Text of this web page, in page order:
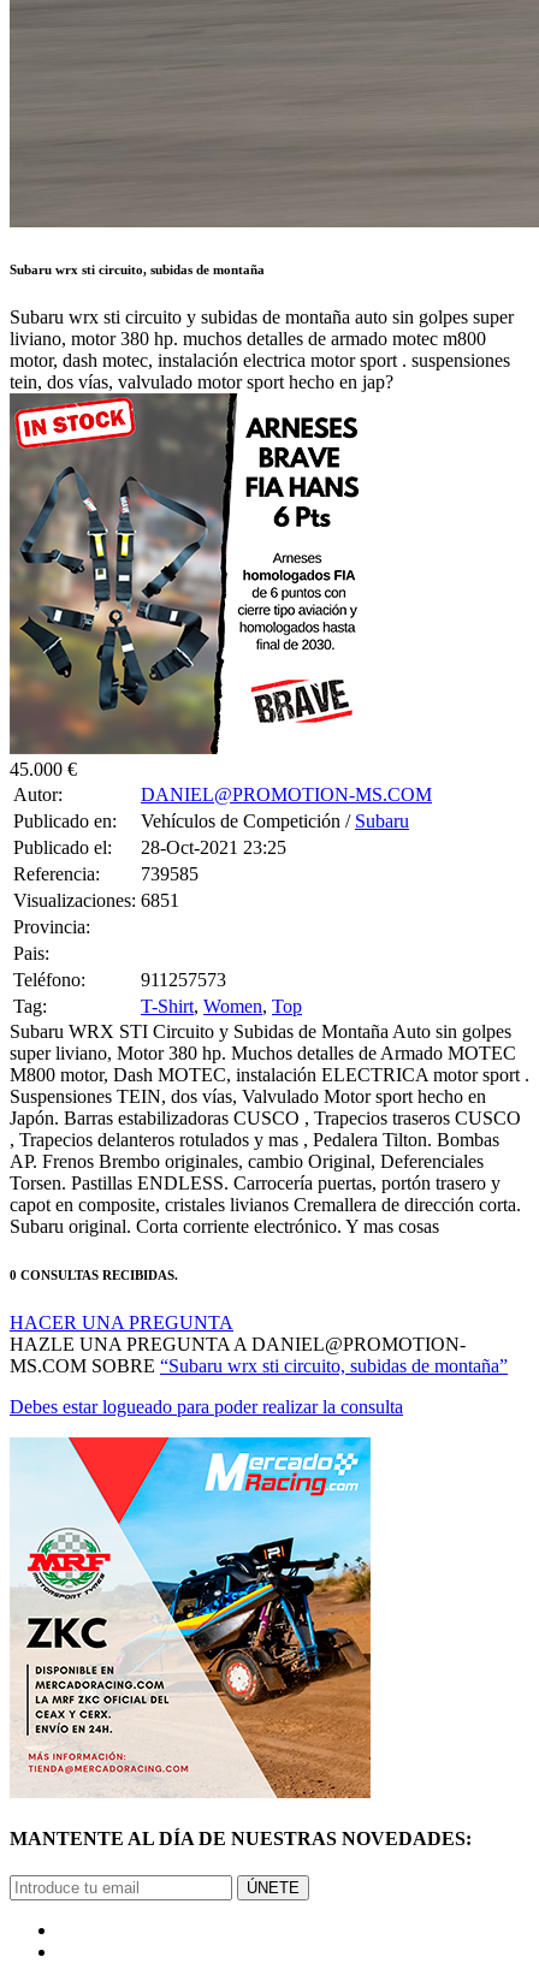
Subaru wrx sti circuito, subidas de montaña
Subaru wrx sti circuito y subidas de montaña auto sin golpes super
liviano, motor 380 hp. muchos detalles de armado motec m800
motor, dash motec, instalación electrica motor sport . suspensiones
tein, dos vías, valvulado motor sport hecho en jap?
45.000 €
Autor:
DANIEL@PROMOTION-MS.COM
Publicado en:
Vehículos de Competición / Subaru
Publicado el:
28-Oct-2021 23:25
Referencia:
739585
Visualizaciones: 6851
Provincia:
Pais:
Teléfono:
911257573
Tag:
T-Shirt, Women, Top
Subaru WRX STI Circuito y Subidas de Montaña Auto sin golpes
super liviano, Motor 380 hp. Muchos detalles de Armado MOTEC
M800 motor, Dash MOTEC, instalación ELECTRICA motor sport .
Suspensiones TEIN, dos vías, Valvulado Motor sport hecho en
Japón. Barras estabilizadoras CUSCO , Trapecios traseros CUSCO
, Trapecios delanteros rotulados y mas , Pedalera Tilton. Bombas
AP. Frenos Brembo originales, cambio Original, Deferenciales
Torsen. Pastillas ENDLESS. Carrocería puertas, portón trasero y
capot en composite, cristales livianos Cremallera de dirección corta.
Subaru original. Corta corriente electrónico. Y mas cosas
0 CONSULTAS RECIBIDAS.
HACER UNA PREGUNTA
HAZLE UNA PREGUNTA A DANIEL@PROMOTION-
MS.COM SOBRE “Subaru wrx sti circuito, subidas de montaña”
Debes estar logueado para poder realizar la consulta
MANTENTE AL DÍA DE NUESTRAS NOVEDADES:
ÚNETE